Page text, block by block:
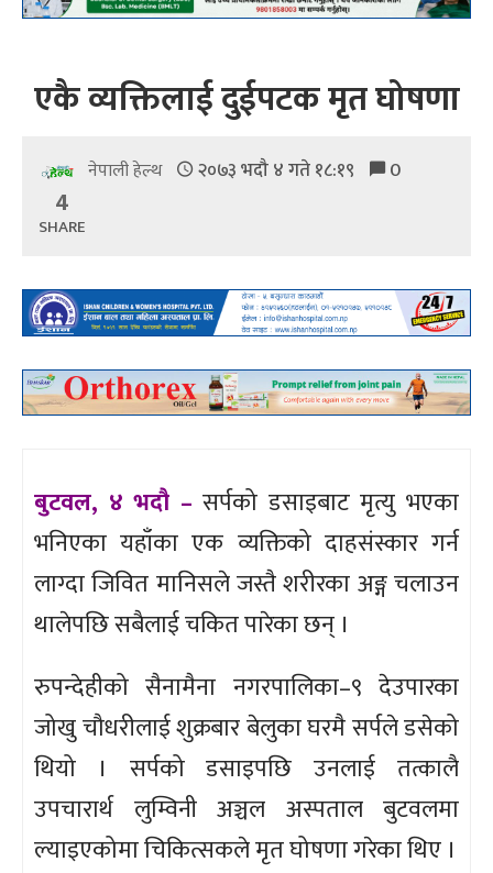
एकै व्यक्तिलाई दुईपटक मृत घोषणा
नेपाली हेल्थ २०७३ भदौ ४ गते १८:१९ 0
4
SHARE
बुटवल, ४ भदौ – सर्पको डसाइबाट मृत्यु भएका
भनिएका यहाँका एक व्यक्तिको दाहसंस्कार गर्न
लाग्दा जिवित मानिसले जस्तै शरीरका अङ्ग चलाउन
थालेपछि सबैलाई चकित पारेका छन् ।
रुपन्देहीको सैनामैना नगरपालिका–९ देउपारका
जोखु चौधरीलाई शुक्रबार बेलुका घरमै सर्पले डसेको
थियो । सर्पको डसाइपछि उनलाई तत्कालै
उपचारार्थ लुम्विनी अञ्चल अस्पताल बुटवलमा
ल्याइएकोमा चिकित्सकले मृत घोषणा गरेका थिए ।